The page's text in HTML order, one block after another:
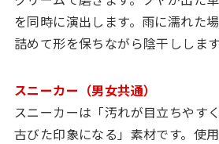
を同時に演出します。雨に濡れた
詰めて形を保ちながら陰干しします
スニーカー（男女共通）
スニーカーは「汚れが目立ちやす
古びた印象になる」素材です。使